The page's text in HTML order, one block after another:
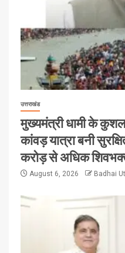
उत्तराखंड
मुख्यमंत्री धामी के
कांवड़ यात्रा बनी
करोड़ से अधिक
August 6, 2026 Badhai